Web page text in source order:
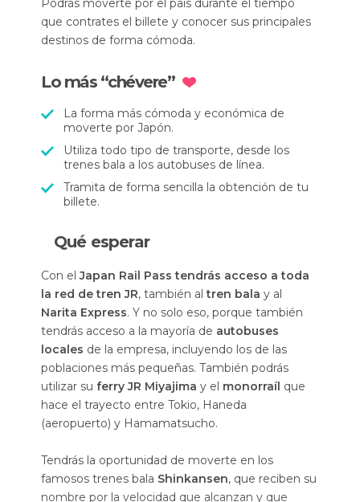
Podrás moverte por el país durante el tiempo
que contrates el billete y conocer sus principales
destinos de forma cómoda.
Lo más “chévere”
La forma más cómoda y económica de
moverte por Japón.
Utiliza todo tipo de transporte, desde los
trenes bala a los autobuses de línea.
Tramita de forma sencilla la obtención de tu
billete.
Qué esperar
Con elJapan Rail Pass tendrás acceso a toda
la red de tren JR, también altren bala y al
Narita Express. Y no solo eso, porque también
tendrás acceso a la mayoría de autobuses
locales de la empresa, incluyendo los de las
poblaciones más pequeñas. También podrás
utilizar su ferry JR Miyajima y el monorraíl que
hace el trayecto entre Tokio, Haneda
(aeropuerto) y Hamamatsucho.
Tendrás la oportunidad de moverte en los
famosos trenes bala Shinkansen, que reciben su
nombre por la velocidad que alcanzan y que